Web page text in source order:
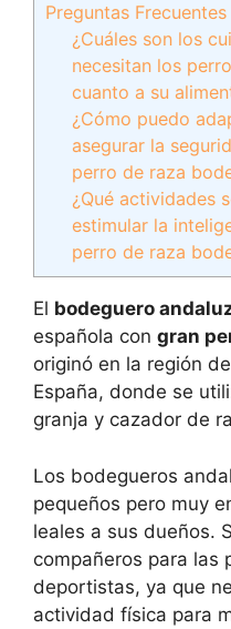
Preguntas Frecuentes
¿Cuáles son los
necesitan los
cuanto a su
¿Cómo puedo
asegurar la
perro de raza
¿Qué actividades
estimular la
perro de raza
El bodeguero
española con gran
originó en la región
España, donde se
granja y cazador de
Los bodegueros
pequeños pero muy
leales a sus dueños.
compañeros para las
deportistas, ya que
actividad física para